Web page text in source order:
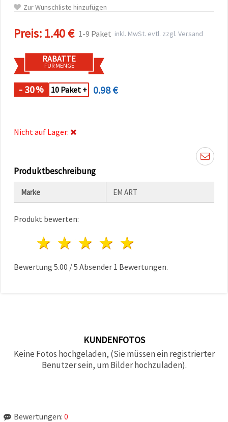
ablehnen
den
Einstellungen
individuell
festlegen.
Einwilligung
oder
Richtlinie
Einstellungen
Zur Wunschliste hinzufügen
Preis:1.40 € 1-9 Paket inkl. MwSt. evtl. zzgl. Versand
RABATTE
FÜR MENGE
- 30% 10 Paket + 0.98 €
Nicht auf Lager:
Produktbeschreibung
Marke EM ART
Produkt bewerten:
4 Sterne
3 Sterne
2 Sterne
1 Stern
Bewertung 5.00 /5 Absender 1 Bewertungen.
KUNDENFOTOS
Keine Fotos hochgeladen, (Sie müssen ein registrierter
Benutzer sein, um Bilder hochzuladen).
Bewertungen: 0